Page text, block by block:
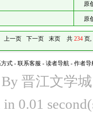
原
原
上一页 下一页 末页 共 234页,
式 - 联系客服 - 读者导航 - 作者导
晋江文学
in 0.01